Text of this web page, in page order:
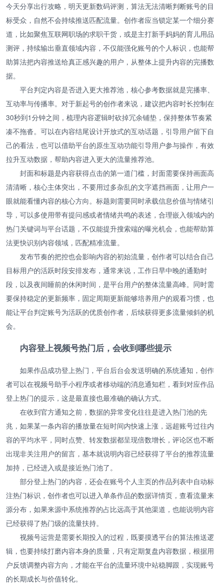
今天分享出行攻略，明天更新数码评测，算法无法清晰判断账号的目
标受众，自然不会持续推送匹配流量。创作者应当锁定某一个细分赛
道，比如聚焦互联网职场的求职干货，或是主打新手妈妈的育儿用品
测评，持续输出垂直领域内容，不仅能强化账号的个人标识，也能帮
助算法把内容推送给真正感兴趣的用户，从整体上提升内容的完播数
据。
平台判定内容是否进入更大推荐池，核心参考数据就是完播率、
互动率与传播率。对于新起号的创作者来说，建议把内容时长控制在
30秒到1分钟之间，梳理内容逻辑时砍掉冗余铺垫，保持整体节奏紧
凑不拖沓。可以在内容结尾设计开放式的互动话题，引导用户留下自
己的看法，也可以借助平台的原生互动功能引导用户参与操作，有效
拉升互动数据，帮助内容进入更大的流量推荐池。
封面和标题是内容获得点击的第一道门槛，封面需要保持画面高
清清晰，核心主体突出，不要用过多杂乱的文字遮挡画面，让用户一
眼就能看懂内容的核心方向。标题则需要同时承载信息价值与情绪引
导，可以多使用带有提问感或者情绪共鸣的表述，合理嵌入领域内的
热门关键词与平台话题，不仅能提升搜索端的曝光机会，也能帮助算
法更快识别内容领域，匹配精准流量。
发布节奏的把控也会影响内容的初始流量，创作者可以结合自己
目标用户的活跃时段安排发布，通常来说，工作日早中晚的通勤时
段，以及夜间睡前的休闲时间，是平台用户的整体流量高峰。同时需
要保持稳定的更新频率，固定周期更新能够培养用户的观看习惯，也
能让平台判定账号为活跃的优质创作者，后续获得更多流量倾斜的机
会。
内容登上视频号热门后，会收到哪些提示
如果作品成功登上热门，平台后台会发送明确的系统通知，创作
者可以在视频号助手小程序或者移动端的消息通知栏，看到对应作品
登上热门的提示，这是最直接也最准确的确认方式。
在收到官方通知之前，数据的异常变化往往是进入热门池的先
兆，如果某一条内容的播放量在短时间内快速上涨，远超账号过往内
容的平均水平，同时点赞、转发数据都呈现倍数增长，评论区也不断
出现非关注用户的留言，基本就说明内容已经获得了平台的推荐流量
加持，已经进入或是接近热门池了。
部分登上热门的内容，还会在账号个人主页的作品列表中自动标
注热门标识，创作者也可以进入单条作品的数据详情页，查看流量来
源分布，如果来源中系统推荐的占比远高于其他渠道，也能说明内容
已经获得了热门级的流量扶持。
视频号运营是需要长期投入的过程，既要摸透平台的算法推送逻
辑，也要持续打磨内容本身的质量，只有定期复盘内容数据，根据用
户反馈调整内容方向，才能在平台的流量环境中站稳脚跟，实现账号
的长期成长与价值转化。